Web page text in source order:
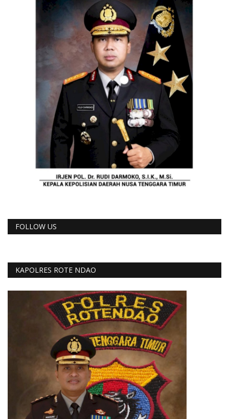
FOLLOW US
KAPOLRES ROTE NDAO